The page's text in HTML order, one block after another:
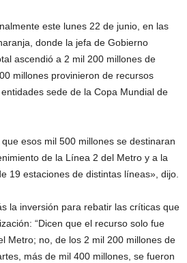
este lunes 22 de junio, en las
donde la jefa de Gobierno
ascendió a 2 mil 200 millones de
millones provinieron de recursos
sede de la Copa Mundial de
esos mil 500 millones se destinaran
de la Línea 2 del Metro y a la
19 estaciones de distintas líneas», dijo.
la inversión para rebatir las críticas que
“Dicen que el recurso solo fue
Metro; no, de los 2 mil 200 millones de
más de mil 400 millones, se fueron